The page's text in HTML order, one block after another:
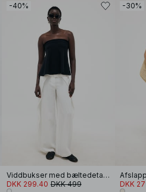
-40%
Viddbukser med bæltedetalje
DKK 299.40 DKK 499
-30%
DKK